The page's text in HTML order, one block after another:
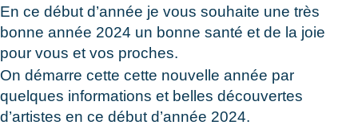
En ce début d’année je vous souhaite une très
bonne année 2024 un bonne santé et de la joie
pour vous et vos proches.
On démarre cette cette nouvelle année par
quelques informations et belles découvertes
d’artistes en ce début d’année 2024.